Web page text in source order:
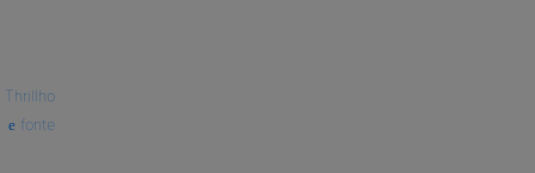
Thrillho
fonte